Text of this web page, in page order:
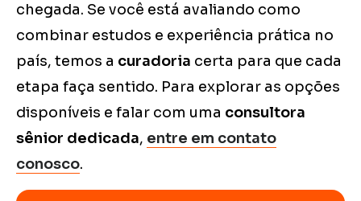
chegada. Se você está avaliando como
combinar estudos e experiência prática no
país, temos a curadoria certa para que cada
etapa faça sentido. Para explorar as opções
disponíveis e falar com uma consultora
sênior dedicada, entre em contato
conosco.